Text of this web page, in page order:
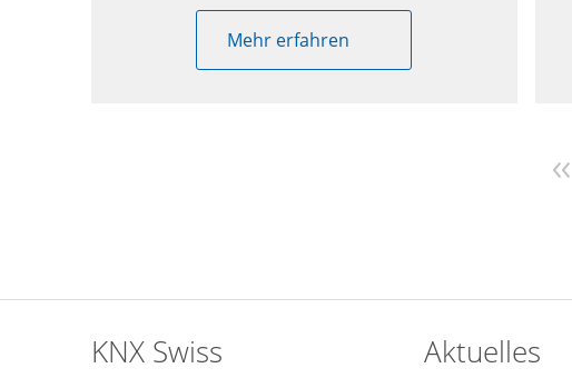
Mehr erfahren
<<
KNX Swiss Aktuelles